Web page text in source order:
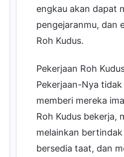
engkau akan dapat
pengejaranmu, dan
Roh Kudus.
Pekerjaan Roh
Pekerjaan-Nya
memberi mereka
Roh Kudus bekerja,
melainkan
bersedia taat, dan